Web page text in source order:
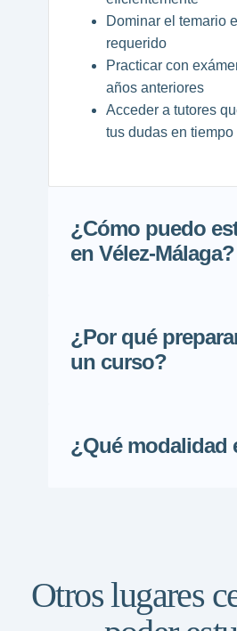
Dominar el temario
requerido
Practicar con
años anteriores
Acceder a tutores
tus dudas en tiempo
¿Cómo puedo
en Vélez-Málaga?
¿Por qué
un curso?
¿Qué modalidad
Otros lugares